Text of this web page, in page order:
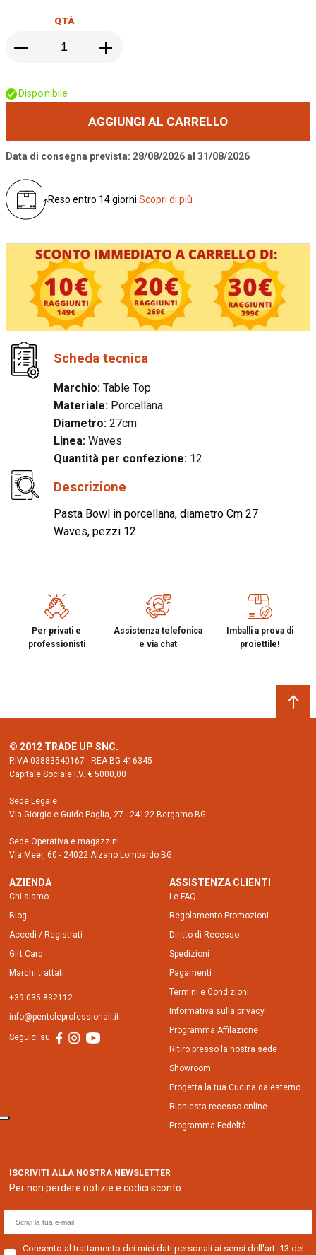
QTÀ
AGGIUNGI AL CARRELLO
Disponibile
Data di consegna prevista: 28/08/2026 al 31/08/2026
Reso entro 14 giorni. Scopri di più
Scheda tecnica
Marchio: Table Top
Materiale: Porcellana
Diametro: 27cm
Linea: Waves
Quantità per confezione: 12
Descrizione
Pasta Bowl in porcellana, diametro Cm 27
Waves, pezzi 12
Per privati e
professionisti
Assistenza telefonica
e via chat
Imballi a prova di
proiettile!
© 2012 TRADE UP SNC.
P.IVA 03883540167 - REA BG-416345
Capitale Sociale I.V. € 5000,00
Sede Legale
Via Giorgio e Guido Paglia, 27 - 24122 Bergamo BG
Sede Operativa e magazzini
Via Meer, 60 - 24022 Alzano Lombardo BG
AZIENDA
Chi siamo
Blog
Accedi / Registrati
Gift Card
Marchi trattati
+39 035 832112
info@pentoleprofessionali.it
Seguici su
ASSISTENZA CLIENTI
Le FAQ
Regolamento Promozioni
Diritto di Recesso
Spedizioni
Pagamenti
Termini e Condizioni
Informativa sulla privacy
Programma Affilazione
Ritiro presso la nostra sede
Showroom
Progetta la tua Cucina da esterno
Richiesta recesso online
Programma Fedeltà
ISCRIVITI ALLA NOSTRA NEWSLETTER
Per non perdere notizie e codici sconto
m
a
Consento al trattamento dei miei dati personali ai sensi dell'art. 13 del